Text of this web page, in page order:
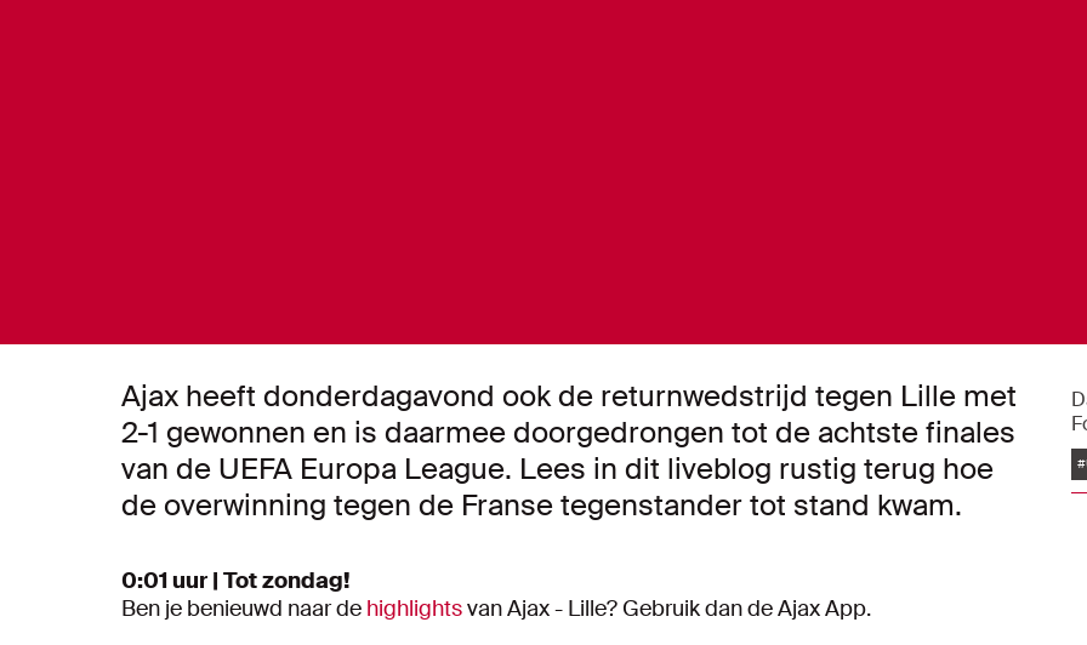
Ajax heeft donderdagavond ook de returnwedstrijd tegen Lille met
2-1 gewonnen en is daarmee doorgedrongen tot de achtste finales
van de UEFA Europa League. Lees in dit liveblog rustig terug hoe
de overwinning tegen de Franse tegenstander tot stand kwam.
0:01 uur | Tot zondag!
Ben je benieuwd naar de highlightsvan Ajax - Lille? Gebruik dan de Ajax App.